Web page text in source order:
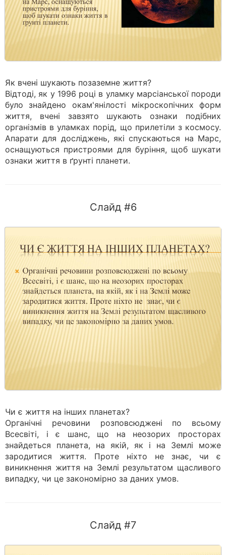
Як вчені шукають позаземне життя?
Відтоді, як у 1996 році в уламку марсіанської породи
було знайдено окам'янілості мікроскопічних форм
життя, вчені завзято шукають ознаки подібних
організмів в уламках порід, що прилетіли з космосу.
Апарати для досліджень, які спускаються на Марс,
оснащуються пристроями для буріння, щоб шукати
ознаки життя в ґрунті планети.
Слайд #6
Чи є життя на інших планетах?
Органічні речовини розповсюджені по всьому
Всесвіті, і є шанс, що на неозорих просторах
знайдеться планета, на якій, як і на Землі може
зародитися життя. Проте ніхто не знає, чи є
виникнення життя на Землі результатом щасливого
випадку, чи це закономірно за даних умов.
Слайд #7